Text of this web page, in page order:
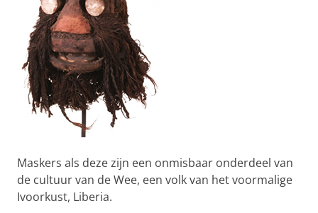
Maskers als deze zijn een onmisbaar onderdeel van
de cultuur van de Wee, een volk van het voormalige
Ivoorkust, Liberia.